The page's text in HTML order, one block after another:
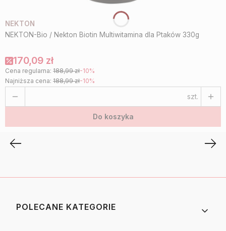
NEKTON
NEKTON-Bio / Nekton Biotin Multiwitamina dla Ptaków 330g
170,09 zł
Cena regularna: 188,99 zł-10%
Najniższa cena: 188,99 zł-10%
szt.
Do koszyka
Linki w stopce
POLECANE KATEGORIE